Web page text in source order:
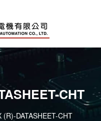
CHT
(R)-DATASHEET-CHT